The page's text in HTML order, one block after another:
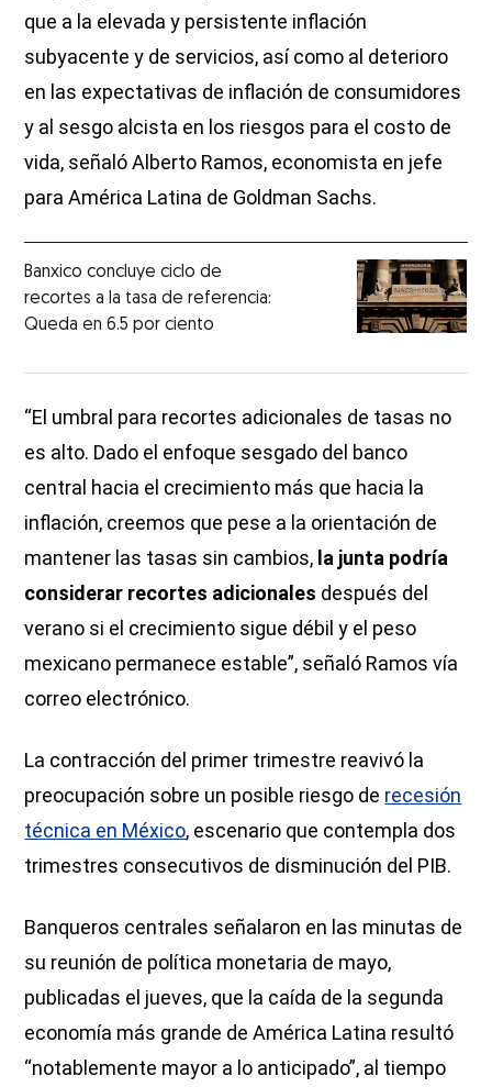
que a la elevada y persistente inflación
subyacente y de servicios, así como al deterioro
en las expectativas de inflación de consumidores
y al sesgo alcista en los riesgos para el costo de
vida, señaló Alberto Ramos, economista en jefe
para América Latina de Goldman Sachs.
Banxico concluye ciclo de
recortes a la tasa de referencia:
Queda en 6.5 por ciento
“El umbral para recortes adicionales de tasas no
es alto. Dado el enfoque sesgado del banco
central hacia el crecimiento más que hacia la
inflación, creemos que pese a la orientación de
mantener las tasas sin cambios, la junta podría
considerar recortes adicionales después del
verano si el crecimiento sigue débil y el peso
mexicano permanece estable”, señaló Ramos vía
correo electrónico.
La contracción del primer trimestre reavivó la
preocupación sobre un posible riesgo de recesión
técnica en México, escenario que contempla dos
trimestres consecutivos de disminución del PIB.
Banqueros centrales señalaron en las minutas de
su reunión de política monetaria de mayo,
publicadas el jueves, que la caída de la segunda
economía más grande de América Latina resultó
“notablemente mayor a lo anticipado”, al tiempo